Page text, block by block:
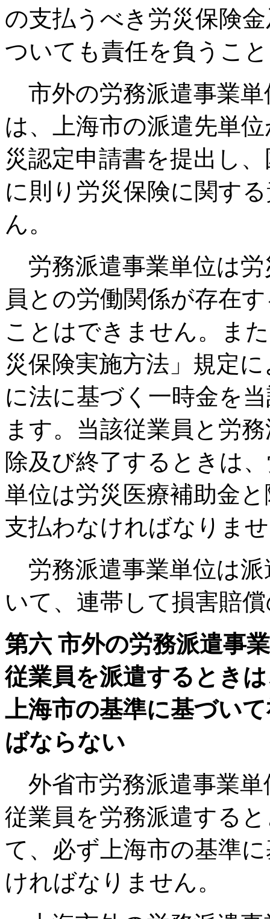
の支払うべき労災保険
ついても責任を負うこ
市外の労務派遣事業
は、上海市の派遣先単
災認定申請書を提出し
に則り労災保険に関す
ん。
労務派遣事業単位は
員との労働関係が存在
ことはできません。ま
災保険実施方法」規定
に法に基づく一時金を
ます。当該従業員と労
除及び終了するときは
単位は労災医療補助金
支払わなければなりま
労務派遣事業単位は
いて、連帯して損害賠
第六 市外の労務派遣事
従業員を派遣するとき
上海市の基準に基づい
ばならない
外省市労務派遣事業
従業員を労務派遣する
て、必ず上海市の基準
ければなりません。